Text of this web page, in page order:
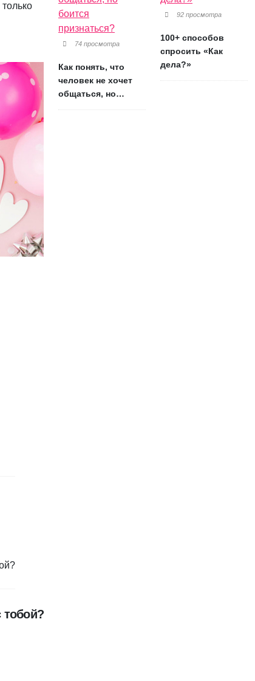
тобой?
74 просмотра
Как понять, что
человек не хочет
общаться, но
92 просмотра
100+ способов
спросить «Как
дела?»